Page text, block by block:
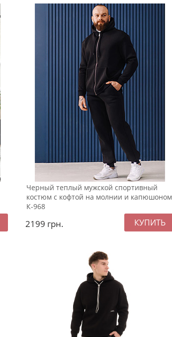
Черный теплый мужской спортивный
костюм с кофтой на молнии и капюшоном
К-968
2199 грн.